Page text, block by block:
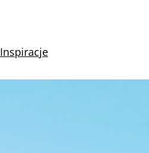
Inspiracje